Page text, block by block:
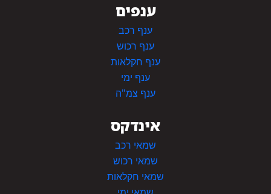
ענפים
ענף רכב
ענף רכוש
ענף חקלאות
ענף ימי
ענף צמ"ה
אינדקס
שמאי רכב
שמאי רכוש
שמאי חקלאות